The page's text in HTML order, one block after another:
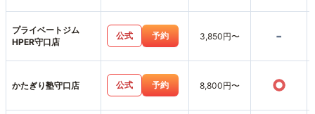
プライベートジム
HPER守口店
公式 予約 3,850円〜 -
かたぎり塾守口店 公式 予約 8,800円〜 ○